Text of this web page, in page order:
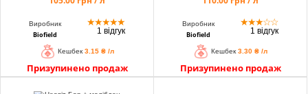
Виробник
Biofield
★★★★★
1 відгук
Кешбек 3.15 ₴ /л
Призупинено продаж
Виробник
Biofield
★★★☆☆
1 відгук
Кешбек 3.30 ₴ /л
Призупинено продаж